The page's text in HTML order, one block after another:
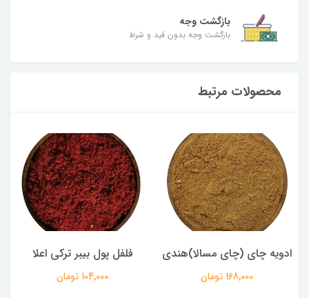
بازگشت وجه
بازگشت وجه بدون قید و شرط
محصولات مرتبط
ادویه چای (چای مسالا)هندی
168,000 تومان
فلفل پول بیبر ترکی اعلا
104,000 تومان